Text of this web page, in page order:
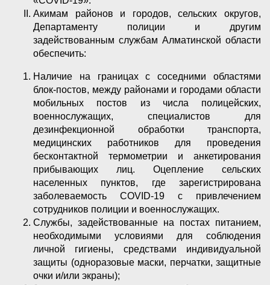
Акимам районов и городов, сельских округов,
Департаменту полиции и другим
задействованным службам Алматинской области
обеспечить:
Наличие на границах с соседними областями
блок-постов, между районами и городами области
мобильных постов из числа полицейских,
военнослужащих, специалистов для
дезинфекционной обработки транспорта,
медицинских работников для проведения
бесконтактной термометрии и анкетирования
прибывающих лиц. Оцепление сельских
населенных пунктов, где зарегистрирована
заболеваемость COVID-19 c привлечением
сотрудников полиции и военнослужащих.
Службы, задействованные на постах питанием,
необходимыми условиями для соблюдения
личной гигиены, средствами индивидуальной
защиты (одноразовые маски, перчатки, защитные
очки и/или экраны);